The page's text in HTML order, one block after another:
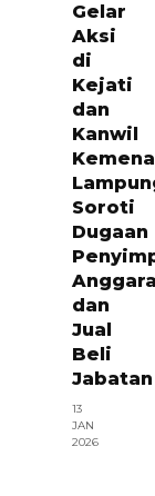
Gelar
Aksi
di
Kejati
dan
Kanwil
Soroti
Dugaan
dan
Jual
Beli
Jabatan
13
JAN
2026